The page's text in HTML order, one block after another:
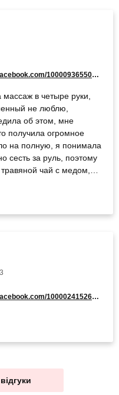
https://www.facebook.com/100009365507121
в четыре руки,
не люблю,
об этом, мне
получила огромное
на полную, я понимала
сесть за руль, поэтому
чай с медом,
https://www.facebook.com/100002415267130